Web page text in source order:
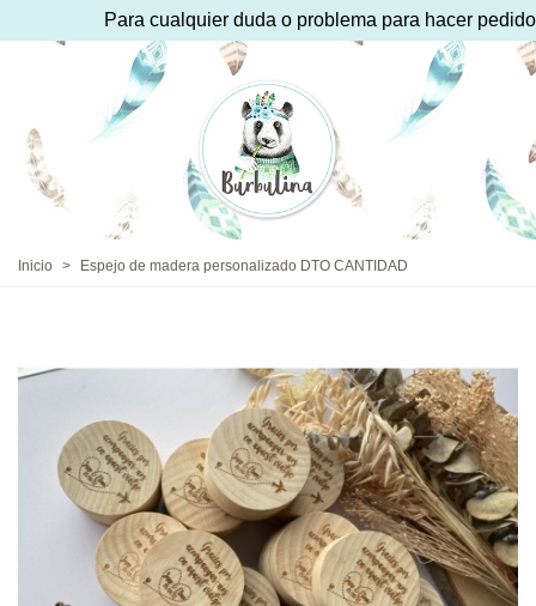
Para cualquier duda o problema para hacer pedido
Inicio > Espejo de madera personalizado DTO CANTIDAD